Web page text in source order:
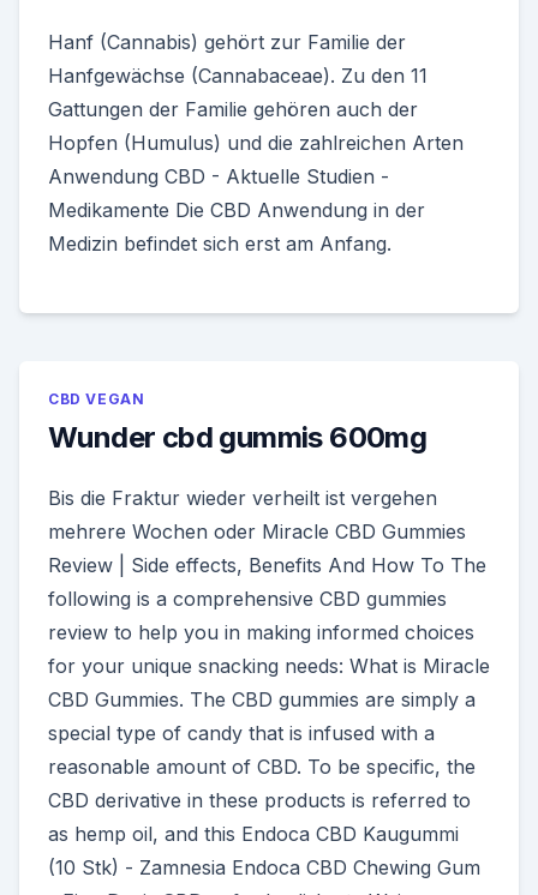
Hanf (Cannabis) gehört zur Familie der
Hanfgewächse (Cannabaceae). Zu den 11
Gattungen der Familie gehören auch der
Hopfen (Humulus) und die zahlreichen Arten
Anwendung CBD - Aktuelle Studien -
Medikamente Die CBD Anwendung in der
Medizin befindet sich erst am Anfang.
CBD VEGAN
Wunder cbd gummis 600mg
Bis die Fraktur wieder verheilt ist vergehen
mehrere Wochen oder Miracle CBD Gummies
Review | Side effects, Benefits And How To The
following is a comprehensive CBD gummies
review to help you in making informed choices
for your unique snacking needs: What is Miracle
CBD Gummies. The CBD gummies are simply a
special type of candy that is infused with a
reasonable amount of CBD. To be specific, the
CBD derivative in these products is referred to
as hemp oil, and this Endoca CBD Kaugummi
(10 Stk) - Zamnesia Endoca CBD Chewing Gum